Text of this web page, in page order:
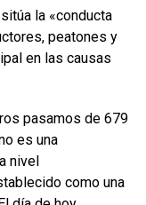
la «conducta
peatones y
en las causas
pasamos de 679
es una
nivel
como una